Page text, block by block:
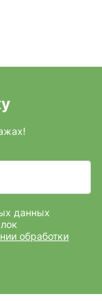
данных
обработки